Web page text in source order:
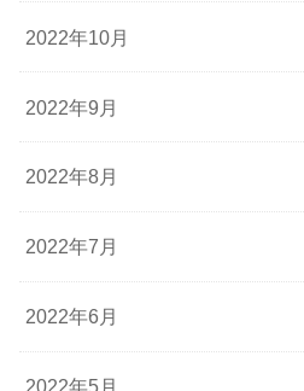
2022年10月
2022年9月
2022年8月
2022年7月
2022年6月
2022年5月